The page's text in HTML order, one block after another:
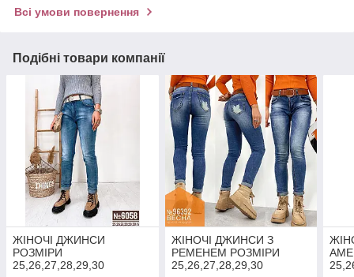
Всі умови повернення
Подібні товари компанії
ЖІНОЧІ ДЖИНСИ
РОЗМІРИ
25,26,27,28,29,30
ЖІНОЧІ ДЖИНСИ З
РЕМЕНЕМ РОЗМІРИ
25,26,27,28,29,30